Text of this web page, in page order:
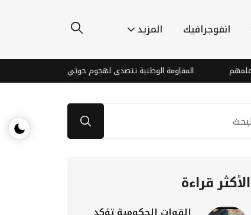
انفوجرافيك المزيد
المقاومة الوطنية تتصدى لهجوم حوثي جنوب الحديدة
الأكثر قراءة